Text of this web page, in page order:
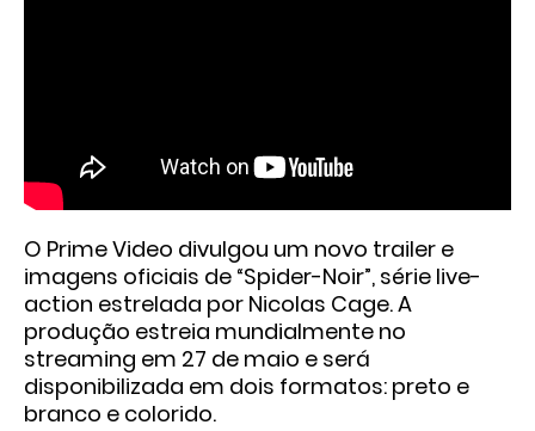
O Prime Video divulgou um novo trailer e
imagens oficiais de “Spider-Noir”, série live-
action estrelada por Nicolas Cage. A
produção estreia mundialmente no
streaming em 27 de maio e será
disponibilizada em dois formatos: preto e
branco e colorido.